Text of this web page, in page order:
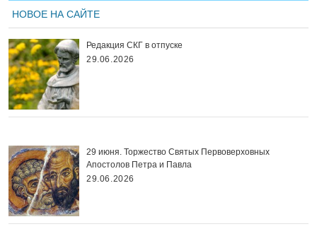
НОВОЕ НА САЙТЕ
Редакция СКГ в отпуске
29.06.2026
29 июня. Торжество Святых Первоверховных
Апостолов Петра и Павла
29.06.2026